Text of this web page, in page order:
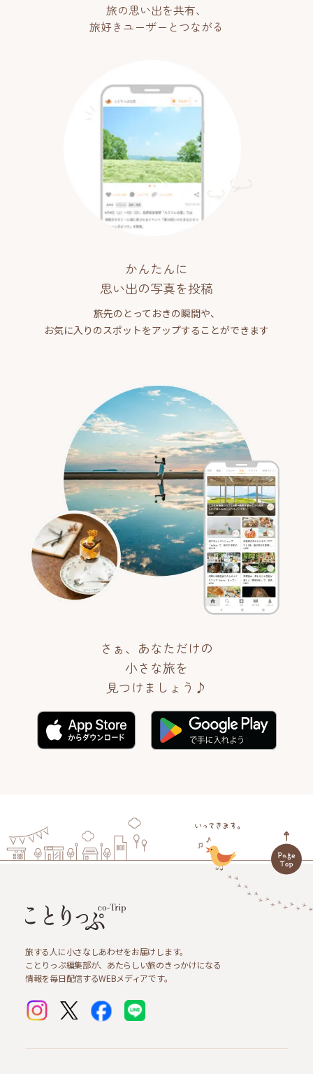
旅の思い出を共有、
旅好きユーザーとつながる
かんたんに
思い出の写真を投稿
旅先のとっておきの瞬間や、
お気に入りのスポットをアップすることができます
さぁ、あなただけの
小さな旅を
見つけましょう♪
旅する人に小さなしあわせをお届けします。
ことりっぷ編集部が、あたらしい旅のきっかけになる
情報を毎日配信するWEBメディアです。